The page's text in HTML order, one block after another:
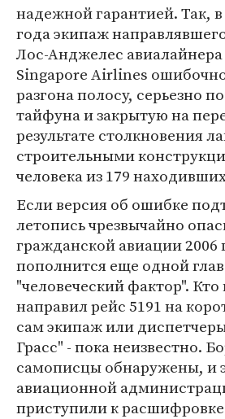
надежной гарантией. Так, в
года экипаж
Лос-Анджелес
Singapore Airlines
разгона полосу, серьезно
тайфуна и закрытую на
результате столкновения
строительными
человека из 179
Если версия об ошибке
летопись чрезвычайно
гражданской авиации 2006
пополнится еще одной
"человеческий фактор".
направил рейс 5191 на
сам экипаж или
Грасс" - пока неизвестно.
самописцы обнаружены, и
авиационной
приступили к